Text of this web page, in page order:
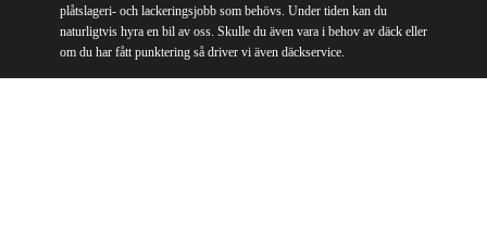
plåtslageri- och lackeringsjobb som behövs. Under tiden kan du
naturligtvis hyra en bil av oss. Skulle du även vara i behov av däck eller
om du har fått punktering så driver vi även däckservice.